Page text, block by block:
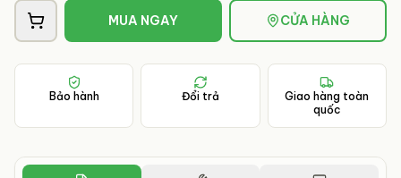
MUA NGAY CỬA HÀNG
Bảo hành Đổi trả
Giao hàng toàn
quốc